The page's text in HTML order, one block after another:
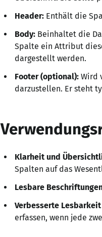
Header: Enthält die
Body: Beinhaltet die
Spalte ein Attribut
dargestellt werden.
Footer (optional): Wird
darzustellen. Er steht
Klarheit und
Spalten auf das
Lesbare
Verbesserte
erfassen, wenn jede